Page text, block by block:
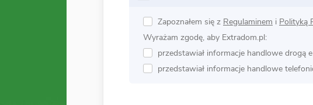
Zapoznałem się z Regulaminem i Polityką
Wyrażam zgodę, aby Extradom.pl:
przedstawiał informacje handlowe drogą
przedstawiał informacje handlowe